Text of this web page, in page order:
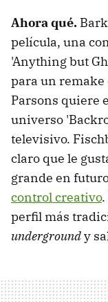
Ahora qué.
película, una
'Anything but
para un remake
Parsons quiere
universo
televisivo.
claro que le
grande en
control creativo.
perfil más
undergroundy